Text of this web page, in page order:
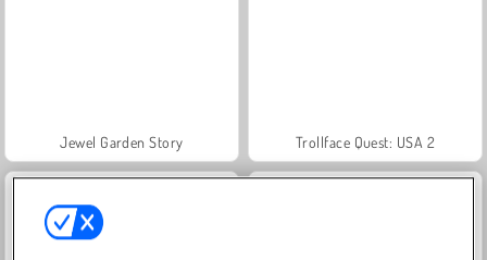
Jewel Garden Story Trollface Quest: USA 2